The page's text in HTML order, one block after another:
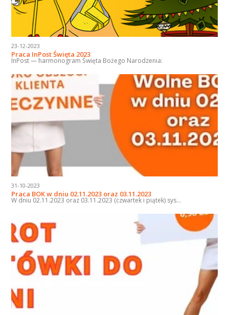
23-12-2023
Praca InPost Święta 2023
InPost — harmonogram Święta Bożego Narodzenia:
31-10-2023
Praca BOK w dniu 02.11.2023 oraz 03.11.2023
W dniu 02.11.2023 oraz 03.11.2023 (czwartek i piątek) sys...